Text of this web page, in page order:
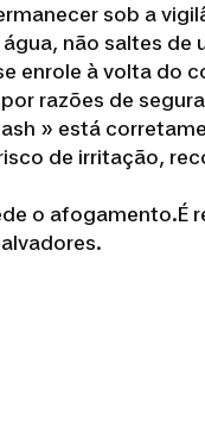
sob a
água, não saltes
enrole à volta do
por razões de
» está
de irritação,
o afogamento.É